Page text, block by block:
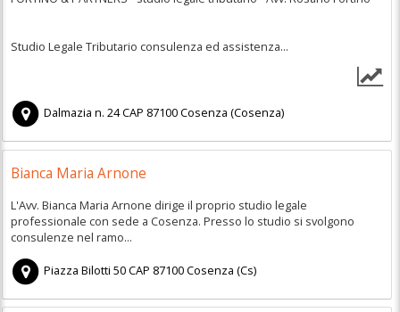
Studio Legale Tributario consulenza ed assistenza...
Dalmazia n. 24CAP 87100Cosenza (Cosenza)
Bianca Maria Arnone
L'Avv. Bianca Maria Arnone dirige il proprio studio legale
professionale con sede a Cosenza. Presso lo studio si svolgono
consulenze nel ramo...
Piazza Bilotti 50CAP 87100Cosenza (Cs)